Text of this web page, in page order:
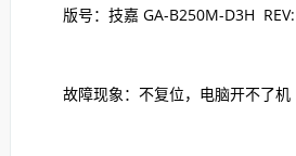
版号：技嘉 GA-B250M-D3H
故障现象：不复位，电脑开不了机